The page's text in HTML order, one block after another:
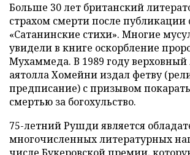
Больше 30 лет британский
страхом смерти после публикации
«Сатанинские стихи». Многие
увидели в книге оскорбление
Мухаммеда. В 1989 году
аятолла Хомейни издал фетву
предписание) с призывом
смертью за богохульство.
75-летний Рушди является
многочисленных литературных